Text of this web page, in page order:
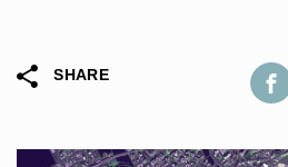
SHARE